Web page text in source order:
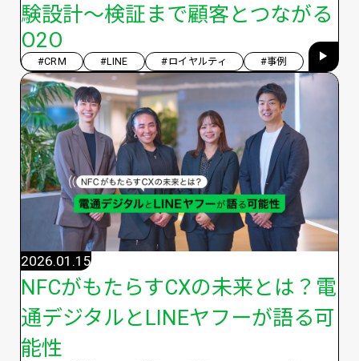
験設計～検証まで顧客とつながる
O2O
#CRM #LINE #ロイヤルティ #事例
NFCがもたらすCXの未来とは？電
通デジタルとLINEヤフーが語る可
能性
2026.01.15